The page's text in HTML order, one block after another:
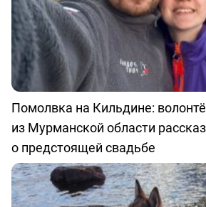
Помолвка на Кильдине:
из Мурманской области
о предстоящей свадьбе